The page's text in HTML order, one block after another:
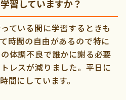
習していますか？
ている間に学習するときも
時間の自由があるので特に
体調不良で誰かに謝る必要
レスが減りました。平日に
間にしています。